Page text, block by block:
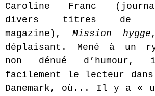
Caroline Franc
divers titres de
magazine), Mission hygge
déplaisant. Mené à un
non dénué
facilement le lecteur
Danemark, où... Il y a «